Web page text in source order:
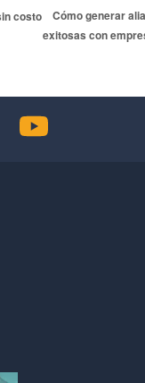
costo
Cómo generar
exitosas con